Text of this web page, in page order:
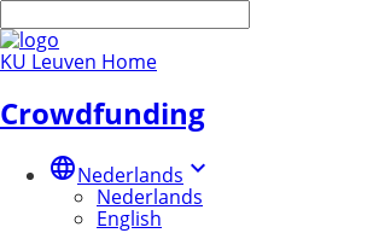
KU Leuven Home
Crowdfunding
languageNederlands keyboard_arrow_down
Nederlands
English